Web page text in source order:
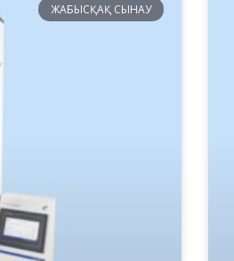
ЖАБЫСҚАҚ СЫНАУ